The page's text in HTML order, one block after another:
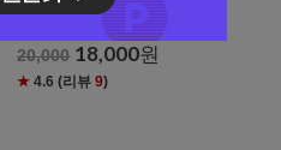
[소비기한 2027.05.11]
20,000 18,000원
★ 4.6 (리뷰9)